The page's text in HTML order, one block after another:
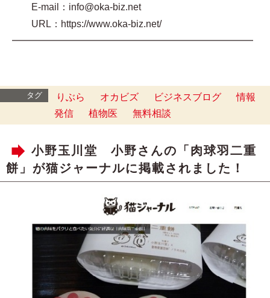
E-mail：info@oka-biz.net
URL：https://www.oka-biz.net/
━━━━━━━━━━━━━━━━━━━━━━━━━
タグ りぶら オカビズ ビジネスブログ
情報
発信
植物医 無料相談
小野玉川堂 小野さんの「肉球羽二重
餅」が猫ジャーナルに掲載されました！